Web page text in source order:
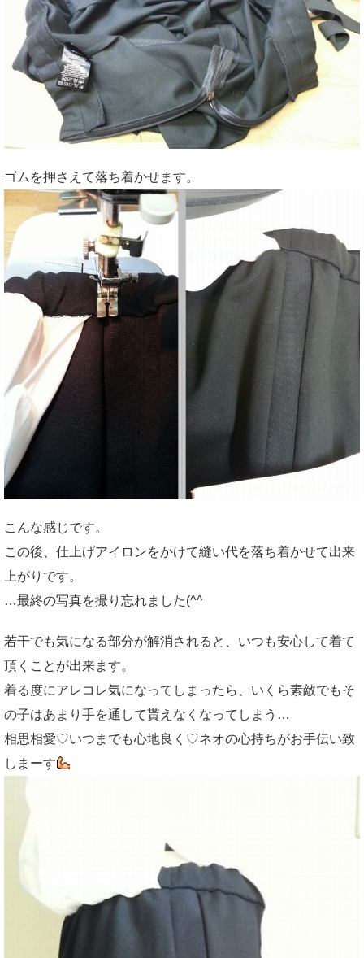
ゴムを押さえて落ち着かせます。
こんな感じです。
この後、仕上げアイロンをかけて縫い代を落ち着かせて出来
上がりです。
…最終の写真を撮り忘れました(^^ゞ
若干でも気になる部分が解消されると、いつも安心して着て
頂くことが出来ます。
着る度にアレコレ気になってしまったら、いくら素敵でもそ
の子はあまり手を通して貰えなくなってしまう…
相思相愛♡いつまでも心地良く♡ネオの心持ちがお手伝い致
しまーす